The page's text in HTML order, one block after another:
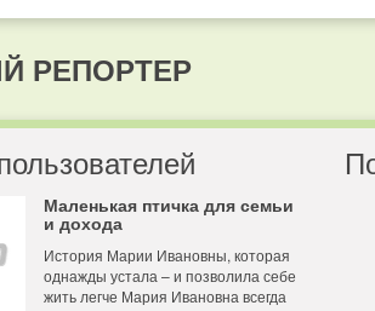
РЕПОРТЕР
Маленькая птичка для семьи
и дохода
История Марии Ивановны, которая
однажды устала – и позволила себе
жить легче Мария Ивановна всегда